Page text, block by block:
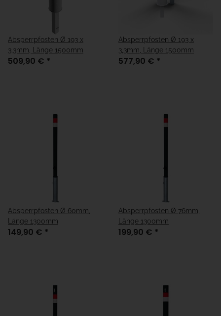
Absperrpfosten Ø 193 x
3,3mm, Länge 1500mm
509,90 € *
Absperrpfosten Ø 193 x
3,3mm, Länge 1500mm
577,90 € *
Absperrpfosten Ø 60mm,
Länge 1300mm
149,90 € *
Absperrpfosten Ø 76mm,
Länge 1300mm
199,90 € *